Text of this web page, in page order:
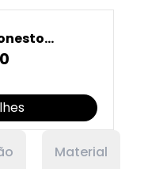
bom
Material